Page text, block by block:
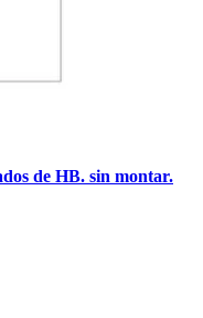
de HB. sin montar.